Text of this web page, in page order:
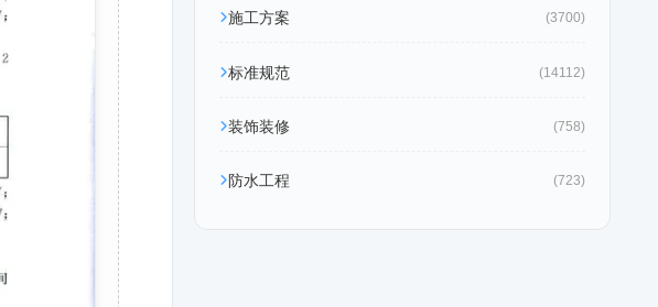
施工方案 (3700)
标准规范 (14112)
装饰装修 (758)
防水工程 (723)